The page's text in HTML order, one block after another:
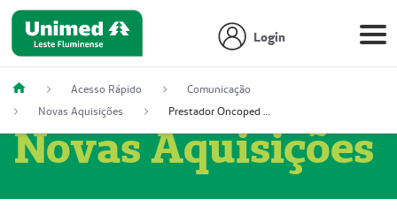
Login
Acesso Rápido
Comunicação
Novas Aquisições
Prestador Oncoped Serviços Médicos (51004335-0)
Novas Aquisições